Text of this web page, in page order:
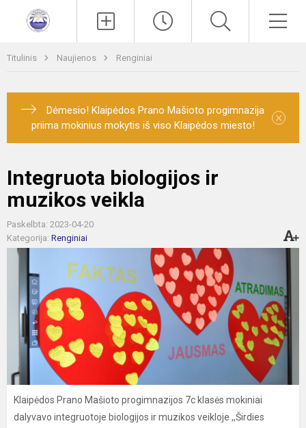
Titulinis Naujienos Renginiai
Dėmesio! Klaipėdos Prano Mašioto progimnazija
priima mokinius mokytis iš viso Klaipėdos miesto!
×
Integruota biologijos ir
muzikos veikla
Paskelbta: 2023-04-20
Kategorija: Renginiai
Klaipėdos Prano Mašioto progimnazijos 7c klasės mokiniai
dalyvavo integruotoje biologijos ir muzikos veikloje ,,Širdies